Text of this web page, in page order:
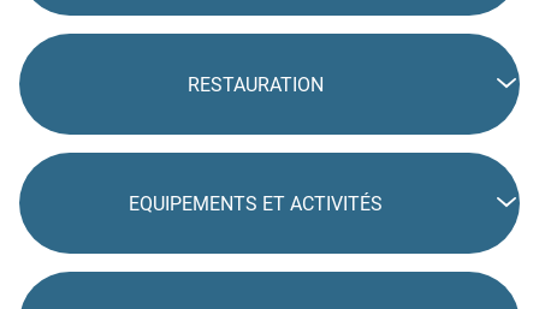
RESTAURATION
EQUIPEMENTS ET ACTIVITÉS